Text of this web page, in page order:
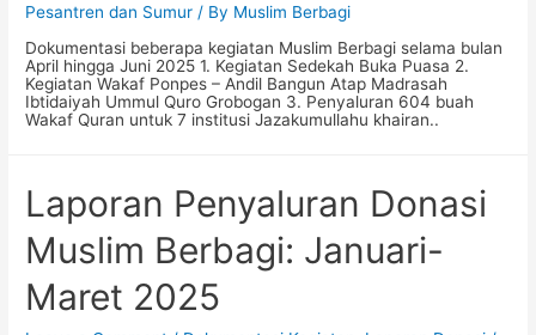
Pesantren dan Sumur / By Muslim Berbagi
Dokumentasi beberapa kegiatan Muslim Berbagi selama bulan
April hingga Juni 2025 1. Kegiatan Sedekah Buka Puasa 2.
Kegiatan Wakaf Ponpes – Andil Bangun Atap Madrasah
Ibtidaiyah Ummul Quro Grobogan 3. Penyaluran 604 buah
Wakaf Quran untuk 7 institusi Jazakumullahu khairan..
Laporan Penyaluran Donasi
Muslim Berbagi: Januari-
Maret 2025